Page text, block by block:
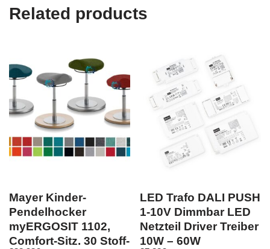
Related products
Mayer Kinder-
Pendelhocker
myERGOSIT 1102,
Comfort-Sitz, 30 Stoff-
LED Trafo DALI PUSH
1-10V Dimmbar LED
Netzteil Driver Treiber
10W – 60W